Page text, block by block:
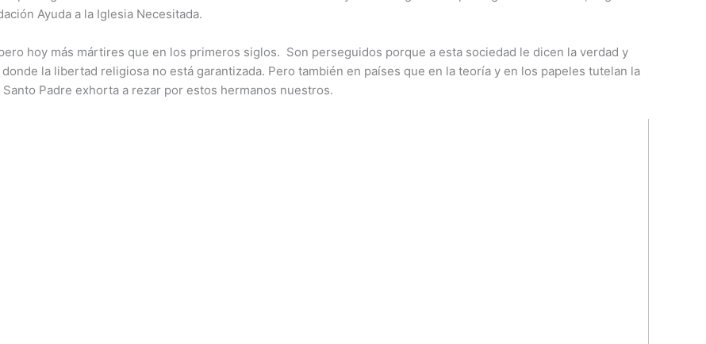
Ayuda a la Iglesia Necesitada.
hoy más mártires que en los primeros siglos. Son perseguidos porque a esta sociedad le dicen la verdad y
la libertad religiosa no está garantizada. Pero también en países que en la teoría y en los papeles tutelan la
Padre exhorta a rezar por estos hermanos nuestros.